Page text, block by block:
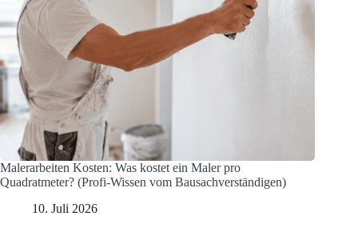
Malerarbeiten Kosten: Was kostet ein Maler pro
Quadratmeter? (Profi-Wissen vom Bausachverständigen)
10. Juli 2026